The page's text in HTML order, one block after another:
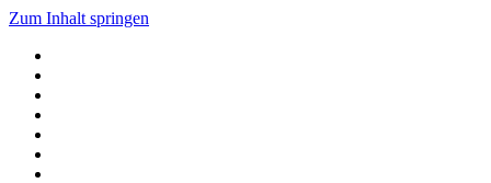
Zum Inhalt springen